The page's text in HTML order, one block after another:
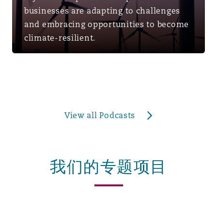
businesses are adapting to challenges
and embracing opportunities to become
climate-resilient.
View all Podcasts
我们的专题项目